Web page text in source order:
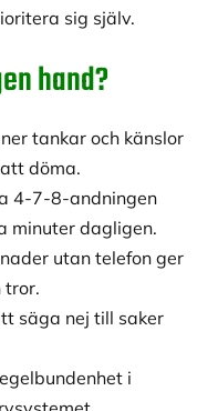
sig själv.
hand?
tankar och känslor
döma.
4-7-8-andningen
minuter dagligen.
utan telefon ger
tror.
säga nej till saker
i